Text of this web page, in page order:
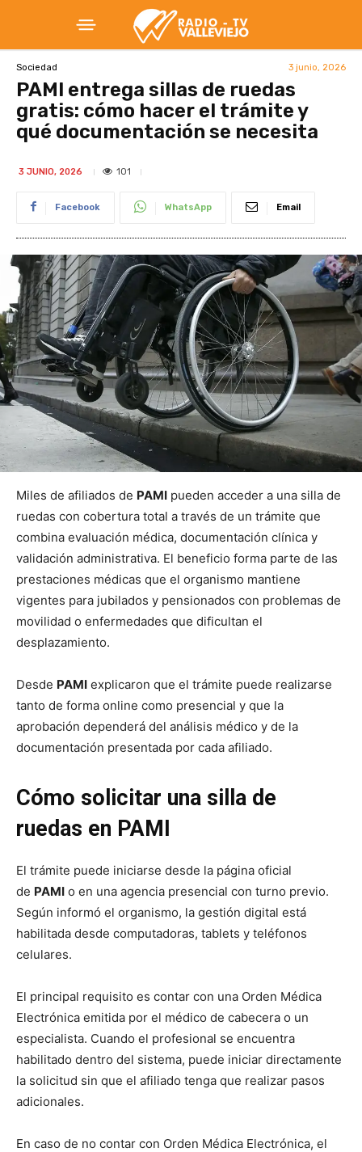
Sociedad 3 junio, 2026
PAMI entrega sillas de ruedas
gratis: cómo hacer el trámite y
qué documentación se necesita
3 JUNIO, 2026 101
Facebook WhatsApp Email
Miles de afiliados de PAMI pueden acceder a una silla de
ruedas con cobertura total a través de un trámite que
combina evaluación médica, documentación clínica y
validación administrativa. El beneficio forma parte de las
prestaciones médicas que el organismo mantiene
vigentes para jubilados y pensionados con problemas de
movilidad o enfermedades que dificultan el
desplazamiento.
Desde PAMI explicaron que el trámite puede realizarse
tanto de forma online como presencial y que la
aprobación dependerá del análisis médico y de la
documentación presentada por cada afiliado.
Cómo solicitar una silla de
ruedas en PAMI
El trámite puede iniciarse desde la página oficial
de PAMI o en una agencia presencial con turno previo.
Según informó el organismo, la gestión digital está
habilitada desde computadoras, tablets y teléfonos
celulares.
El principal requisito es contar con una Orden Médica
Electrónica emitida por el médico de cabecera o un
especialista. Cuando el profesional se encuentra
habilitado dentro del sistema, puede iniciar directamente
la solicitud sin que el afiliado tenga que realizar pasos
adicionales.
En caso de no contar con Orden Médica Electrónica, el